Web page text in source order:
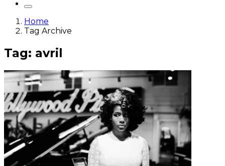
Home
Tag Archive
Tag: avril